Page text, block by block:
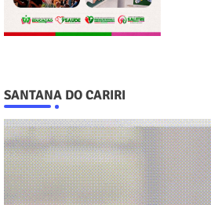
SANTANA DO CARIRI